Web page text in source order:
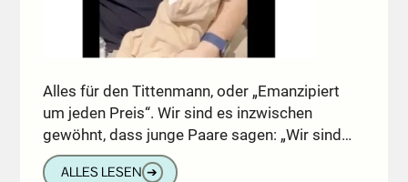
Alles für den Tittenmann, oder „Emanzipiert
um jeden Preis“. Wir sind es inzwischen
gewöhnt, dass junge Paare sagen: „Wir sind…
ALLES LESEN ➔